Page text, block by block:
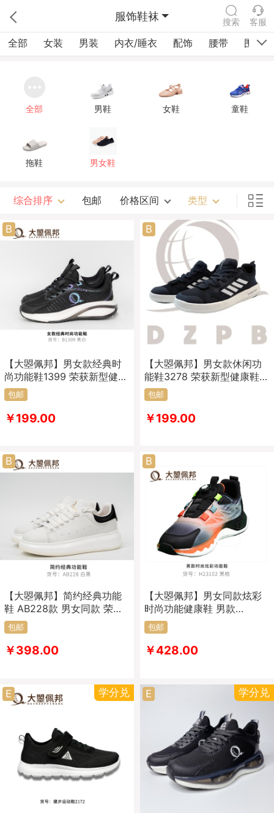
服饰鞋袜 搜索 客服
全部 女装 男装 内衣/睡衣 配饰 腰带 围巾/
全部 男鞋 女鞋 童鞋
拖鞋 男女鞋
综合排序 包邮 价格区间 类型
B
【大曌佩邦】男女款经典时
尚功能鞋1399 荣获新型健康
鞋专利
包邮
￥199.00
B
【大曌佩邦】男女款休闲功
能鞋3278 荣获新型健康鞋专
利包邮
￥199.00
B
【大曌佩邦】简约经典功能
鞋 AB228款 男女同款 荣获
新型功能健康鞋专利
包邮
￥398.00
B
【大曌佩邦】男女同款炫彩
时尚功能健康鞋 男款
H23102 女款H23110 荣获
新型功能健康鞋专利
包邮
￥428.00
E 学分兑 E 学分兑